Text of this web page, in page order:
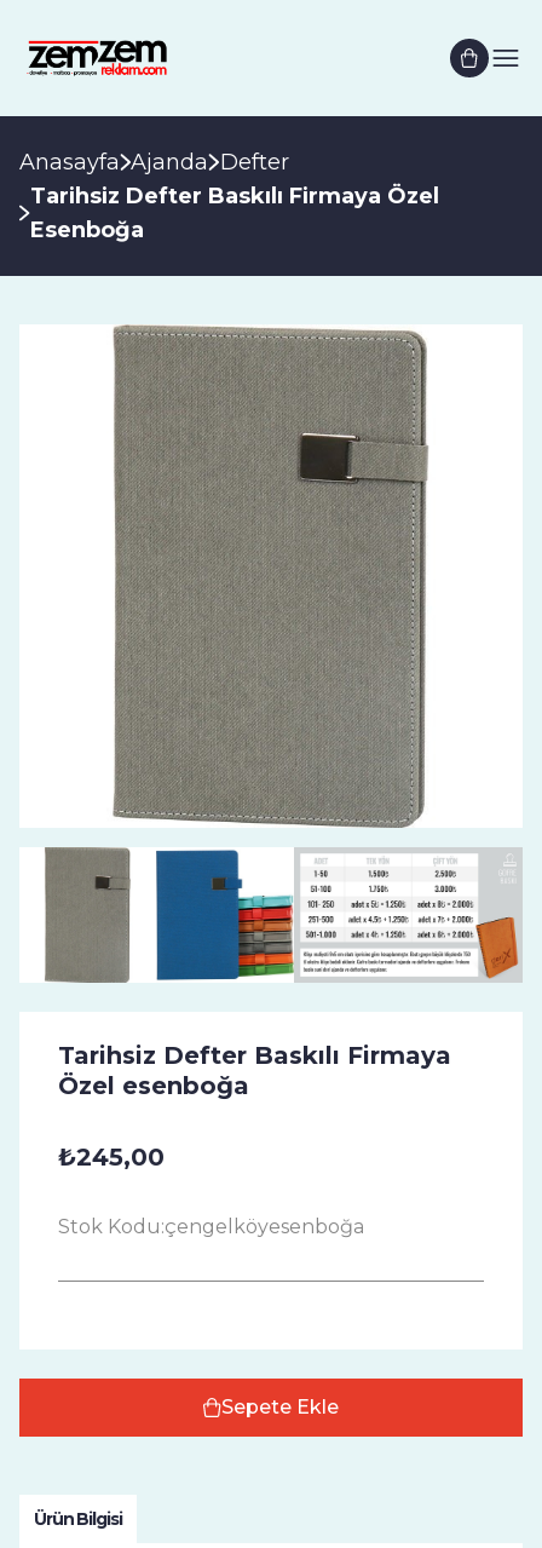
Anasayfa Ajanda Defter
Tarihsiz Defter Baskılı Firmaya Özel
Esenboğa
Tarihsiz Defter Baskılı Firmaya
Özel esenboğa
₺245,00
Stok Kodu:çengelköyesenboğa
Sepete Ekle
Ürün Bilgisi